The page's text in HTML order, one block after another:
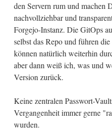
den Servern rum und machen
nachvollziehbar und
Forgejo-Instanz. Die GitOps
selbst das Repo und führen
können natürlich weiterhin
aber dann weiß ich, was und
Version zurück.
Keine zentralen Passwort-
Vergangenheit immer gerne
wurden.